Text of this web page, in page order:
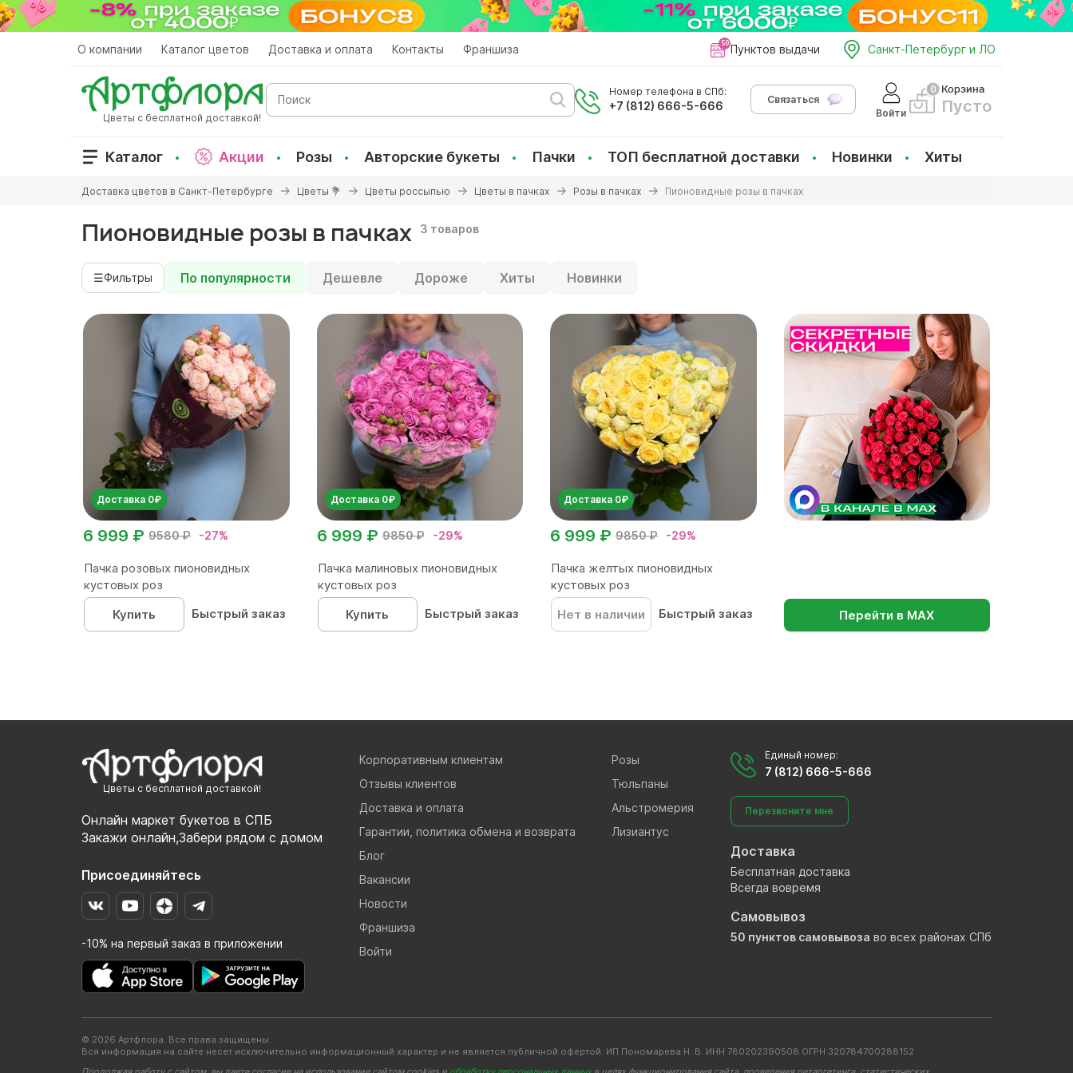
Перейти
к
О компании Каталог цветов Доставка и оплата Контакты Франшиза Пунктов выдачи Санкт-Петербург и ЛО
Цветы с бесплатной доставкой!
Поиск
Номер телефона в СПб:
+7 (812) 666-5-666
Связаться
Войти
Корзина
Пусто
Каталог Акции Розы Авторские букеты Пачки ТОП бесплатной доставки Новинки Хиты
здесь
Доставка цветов в Санкт-Петербурге Цветы 💐 Цветы россыпью Цветы в пачках Розы в пачках Пионовидные розы в пачках
Пионовидные розы в пачках 3 товаров
☰Фильтры По популярности Дешевле Дороже Хиты Новинки
Доставка 0₽
9580 ₽ -27%
6 999 ₽
Пачка розовых пионовидных
кустовых роз
Купить
Быстрый заказ
Доставка 0₽
9850 ₽ -29%
6 999 ₽
Пачка малиновых пионовидных
кустовых роз
Купить
Быстрый заказ
Доставка 0₽
9850 ₽ -29%
6 999 ₽
Пачка желтых пионовидных
кустовых роз
Нет в наличии
Быстрый заказ Перейти в МАХ
Цветы с бесплатной доставкой!
Онлайн маркет букетов в СПБ
Закажи онлайн,Забери рядом с домом
Присоединяйтесь
-10% на первый заказ в приложении
Корпоративным клиентам
Отзывы клиентов
Доставка и оплата
Гарантии, политика обмена и возврата
Блог
Вакансии
Новости
Франшиза
Войти
Розы
Тюльпаны
Альстромерия
Лизиантус
Единый номер:
7 (812) 666-5-666
Перезвоните мне
Доставка
Бесплатная доставка
Всегда вовремя
Самовывоз
50 пунктов самовывоза во всех районах СПб
© 2026 Артфлора. Все права защищены.
Вся информация на сайте несет исключительно информационный характер и не является публичной офертой. ИП Пономарева Н. В. ИНН 780202390508 ОГРН 320784700288152